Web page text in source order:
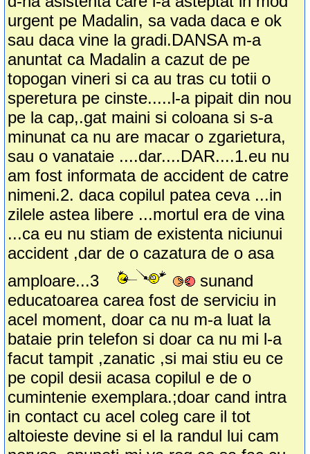
urgent pe Madalin, sa vada daca e ok
sau daca vine la gradi.DANSA m-a
anuntat ca Madalin a cazut de pe
topogan vineri si ca au tras cu totii o
speretura pe cinste.....l-a pipait din nou
pe la cap,.gat maini si coloana si s-a
minunat ca nu are macar o zgarietura,
sau o vanataie ....dar....DAR....1.eu nu
am fost informata de accident de catre
nimeni.2. daca copilul patea ceva ...in
zilele astea libere ...mortul era de vina
...ca eu nu stiam de existenta niciunui
accident ,dar de o cazatura de o asa
amploare...3
sunand
educatoarea carea fost de serviciu in
acel moment, doar ca nu m-a luat la
bataie prin telefon si doar ca nu mi l-a
facut tampit ,zanatic ,si mai stiu eu ce
pe copil desii acasa copilul e de o
cumintenie exemplara.;doar cand intra
in contact cu acel coleg care il tot
altoieste devine si el la randul lui cam